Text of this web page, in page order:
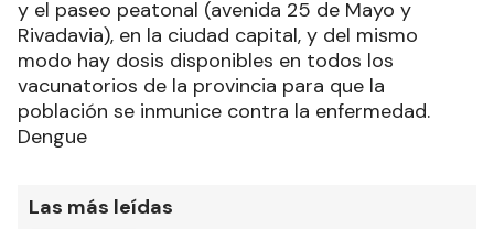
y el paseo peatonal (avenida 25 de Mayo y
Rivadavia), en la ciudad capital, y del mismo
modo hay dosis disponibles en todos los
vacunatorios de la provincia para que la
población se inmunice contra la enfermedad.
Dengue
Las más leídas